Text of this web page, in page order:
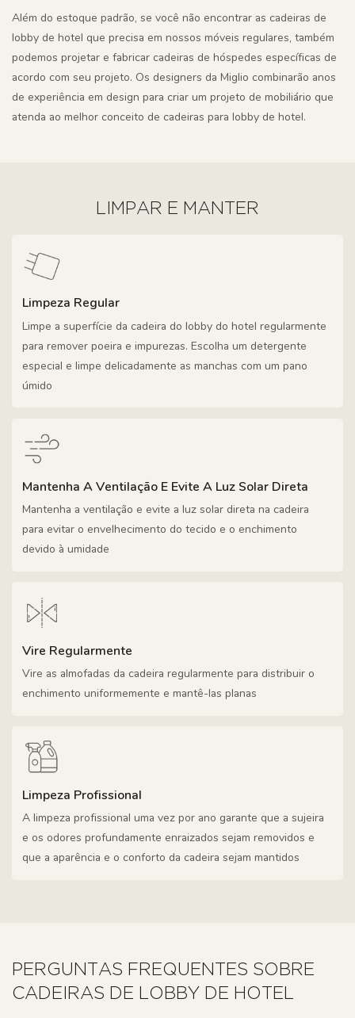
Além do estoque padrão, se você não encontrar as cadeiras de
lobby de hotel que precisa em nossos móveis regulares, também
podemos projetar e fabricar cadeiras de hóspedes específicas de
acordo com seu projeto. Os designers da Miglio combinarão anos
de experiência em design para criar um projeto de mobiliário que
atenda ao melhor conceito de cadeiras para lobby de hotel.
LIMPAR E MANTER
Limpeza Regular
Limpe a superfície da cadeira do lobby do hotel regularmente
para remover poeira e impurezas. Escolha um detergente
especial e limpe delicadamente as manchas com um pano
úmido
Mantenha A Ventilação E Evite A Luz Solar Direta
Mantenha a ventilação e evite a luz solar direta na cadeira
para evitar o envelhecimento do tecido e o enchimento
devido à umidade
Vire Regularmente
Vire as almofadas da cadeira regularmente para distribuir o
enchimento uniformemente e mantê-las planas
Limpeza Profissional
A limpeza profissional uma vez por ano garante que a sujeira
e os odores profundamente enraizados sejam removidos e
que a aparência e o conforto da cadeira sejam mantidos
PERGUNTAS FREQUENTES SOBRE
CADEIRAS DE LOBBY DE HOTEL